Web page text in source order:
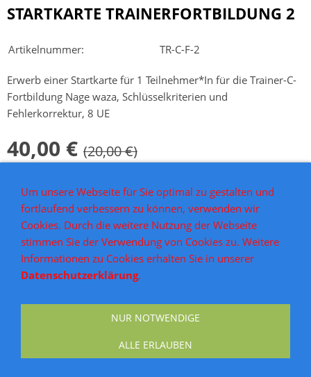
STARTKARTE TRAINERFORTBILDUNG 2
Artikelnummer: TR-C-F-2
Erwerb einer Startkarte für 1 Teilnehmer*In für die Trainer-C-
Fortbildung Nage waza, Schlüsselkriterien und
Fehlerkorrektur, 8 UE
40,00 € (20,00 €)
Noch freie Plätze vorhanden
Um unsere Webseite für Sie optimal zu gestalten und
fortlaufend verbessern zu können, verwenden wir
Cookies. Durch die weitere Nutzung der Webseite
stimmen Sie der Verwendung von Cookies zu. Weitere
Informationen zu Cookies erhalten Sie in unserer
Datenschutzerklärung.
NUR NOTWENDIGE
ALLE ERLAUBEN